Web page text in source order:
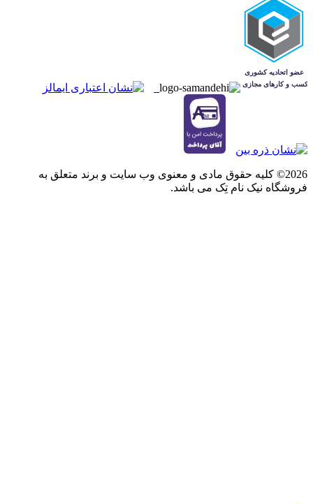
2026© کلیه حقوق مادی و معنوی وب سایت و برند متعلق به
فروشگاه نیک نام تِک می باشد.